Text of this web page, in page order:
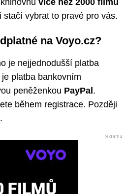
více než 2000 filmů
stačí vybrat to pravé pro vás.
na Voyo.cz?
je nejjednodušší platba
platba bankovním
peněženkou PayPal .
během registrace. Později